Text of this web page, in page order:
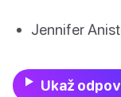
Jennifer
Ukaž